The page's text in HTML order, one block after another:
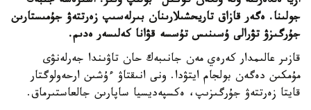
جولىنا. ەگەر قازاق تاريحشىلارىنان بىرلەسىپ زەرتتەۋ جۇمىستارىن
جۇرگىزۋ تۋرالى ۇسىنىس تۇسسە قۋانا كەلىسەر ەدىم.
قازىر عالىمدار كەرەي مەن جانىبەك حان تاۋىندا جەرلەنۋى
مۇمكىن دەگەن بولجام ايتۋدا. ونى انىقتاۋ ءۇشىن ارحەولوگتار
قايتا زەرتتەۋ جۇرگىزىپ، ەكسپەديسيا ساپارىن جالعاستىرماق.